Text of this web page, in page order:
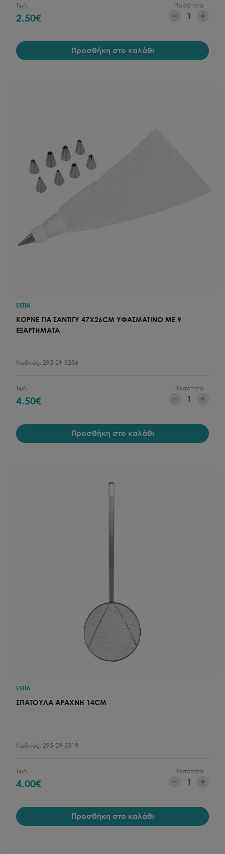
Τιμή
2.50€
Ποσότητα
1
Προσθήκη στο καλάθι
ESTIA
ΚΟΡΝΕ ΓΙΑ ΣΑΝΤΙΓΥ 47X26CM ΥΦΑΣΜΑΤΙΝΟ ΜΕ 9
ΕΞΑΡΤΗΜΑΤΑ
Κωδικός: 295-29-3236
Τιμή
4.50€
Ποσότητα
1
Προσθήκη στο καλάθι
ESTIA
ΣΠΑΤΟΥΛΑ ΑΡΑΧΝΗ 14CM
Κωδικός: 295-29-3319
Τιμή
4.00€
Ποσότητα
1
Προσθήκη στο καλάθι